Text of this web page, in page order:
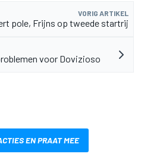
VORIG ARTIKEL
pole, Frijns op tweede startrij
voor Dovizioso
EN PRAAT MEE